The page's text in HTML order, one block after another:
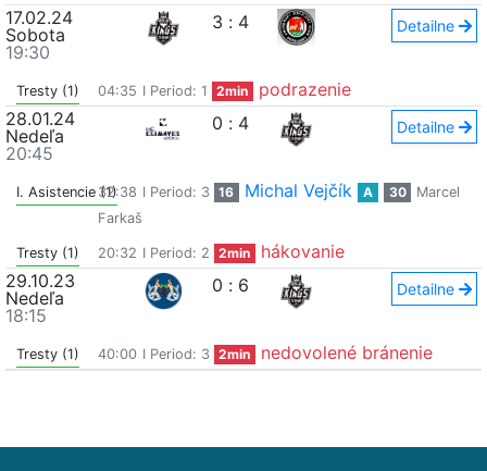
17.02.24
Sobota
19:30
3 : 4 Detailne
Tresty (1) 04:35 I Period: 1 2min
podrazenie
28.01.24
Nedeľa
20:45
0 : 4 Detailne
I. Asistencie (1)32:38 I Period: 3 16 Michal Vejčík A 30
Marcel
Farkaš
Tresty (1) 20:32 I Period: 2 2min
hákovanie
29.10.23
Nedeľa
18:15
0 : 6 Detailne
Tresty (1) 40:00 I Period: 3 2min nedovolené bránenie